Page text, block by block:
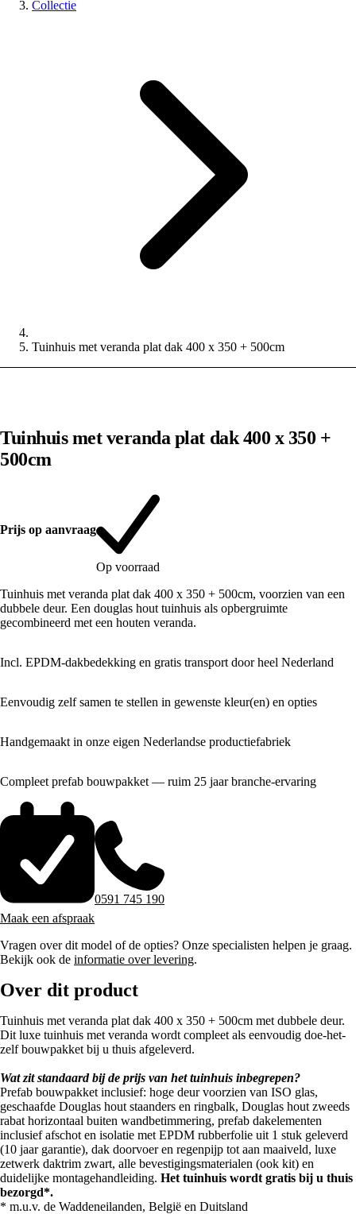
Collectie
Tuinhuis met veranda plat dak 400 x 350 + 500cm
Tuinhuis met veranda plat dak 400 x 350 +
500cm
Prijs op aanvraag
Op voorraad
Tuinhuis met veranda plat dak 400 x 350 + 500cm, voorzien van een
dubbele deur. Een douglas hout tuinhuis als opbergruimte
gecombineerd met een houten veranda.
Incl. EPDM-dakbedekking en gratis transport door heel Nederland
Eenvoudig zelf samen te stellen in gewenste kleur(en) en opties
Handgemaakt in onze eigen Nederlandse productiefabriek
Compleet prefab bouwpakket — ruim 25 jaar branche-ervaring
Maak een afspraak
0591 745 190
Vragen over dit model of de opties? Onze specialisten helpen je graag.
Bekijk ook de informatie over levering.
Over dit product
Tuinhuis met veranda plat dak 400 x 350 + 500cm met dubbele deur.
Dit luxe tuinhuis met veranda wordt compleet als eenvoudig doe-het-
zelf bouwpakket bij u thuis afgeleverd.
Wat zit standaard bij de prijs van het tuinhuis inbegrepen?
Prefab bouwpakket inclusief: hoge deur voorzien van ISO glas,
geschaafde Douglas hout staanders en ringbalk, Douglas hout zweeds
rabat horizontaal buiten wandbetimmering, prefab dakelementen
inclusief afschot en isolatie met EPDM rubberfolie uit 1 stuk geleverd
(10 jaar garantie), dak doorvoer en regenpijp tot aan maaiveld, luxe
zetwerk daktrim zwart, alle bevestigingsmaterialen (ook kit) en
duidelijke montagehandleiding. Het tuinhuis wordt gratis bij u thuis
bezorgd*.
* m.u.v. de Waddeneilanden, België en Duitsland